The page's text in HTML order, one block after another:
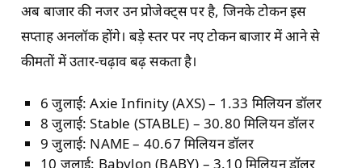
अब बाजार की नजर उन प्रोजेक्ट्स पर है, जिनके टोकन इस
सप्ताह अनलॉक होंगे। बड़े स्तर पर नए टोकन बाजार में आने से
कीमतों में उतार-चढ़ाव बढ़ सकता है।
6 जुलाई: Axie Infinity (AXS) – 1.33 मिलियन डॉलर
8 जुलाई: Stable (STABLE) – 30.80 मिलियन डॉलर
9 जुलाई: NAME – 40.67 मिलियन डॉलर
10 जुलाई: Babylon (BABY) – 3.10 मिलियन डॉलर